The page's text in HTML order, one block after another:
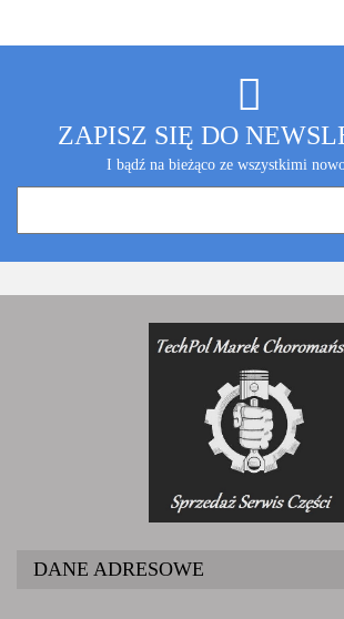
ZAPISZ SIĘ DO
I bądź na bieżąco ze wszystkimi
DANE ADRESOWE